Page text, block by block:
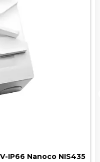
IP66 Nanoco NIS435